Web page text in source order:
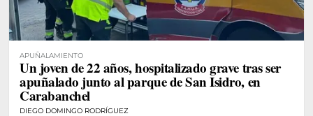
APUÑALAMIENTO
Un joven de 22 años, hospitalizado grave tras ser
apuñalado junto al parque de San Isidro, en
Carabanchel
DIEGO DOMINGO RODRÍGUEZ